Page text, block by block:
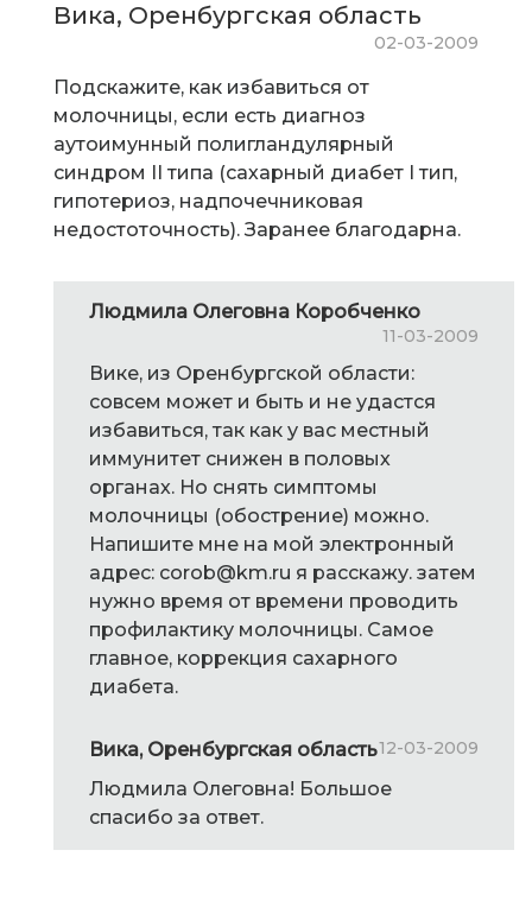
Вика, Оренбургская область
02-03-2009
Подскажите, как избавиться от
молочницы, если есть диагноз
аутоимунный полигландулярный
синдром II типа (сахарный диабет I тип,
гипотериоз, надпочечниковая
недостоточность). Заранее благодарна.
Людмила Олеговна Коробченко
11-03-2009
Вике, из Оренбургской области:
совсем может и быть и не удастся
избавиться, так как у вас местный
иммунитет снижен в половых
органах. Но снять симптомы
молочницы (обострение) можно.
Напишите мне на мой электронный
адрес: corob@km.ru я расскажу. затем
нужно время от времени проводить
профилактику молочницы. Самое
главное, коррекция сахарного
диабета.
Вика, Оренбургская область12-03-2009
Людмила Олеговна! Большое
спасибо за ответ.